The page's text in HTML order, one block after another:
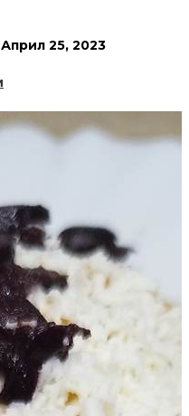
Април 25, 2023